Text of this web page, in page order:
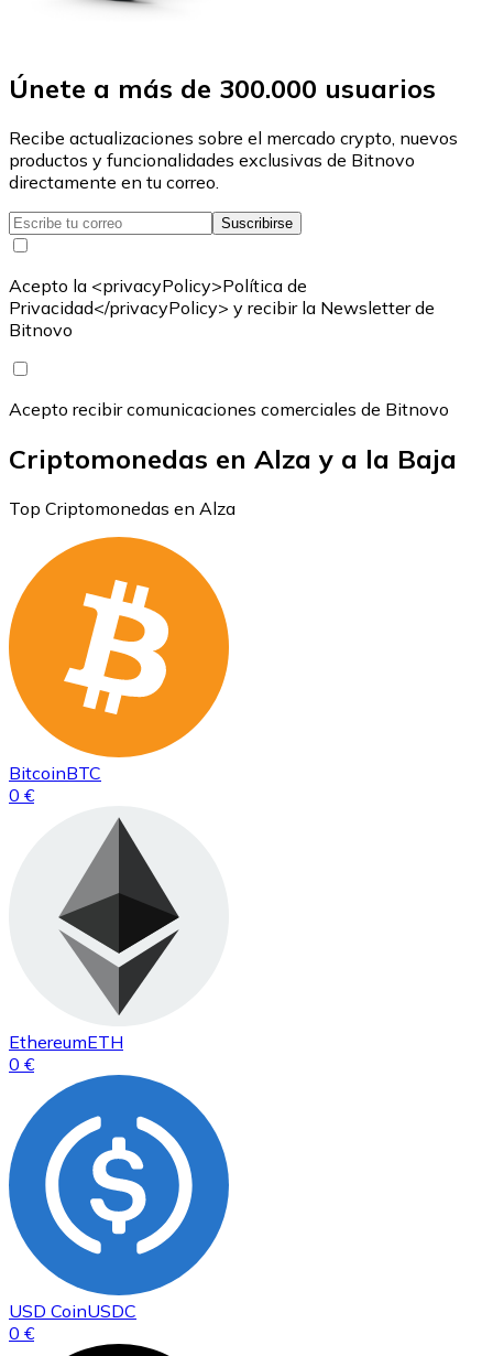
Únete a más de 300.000 usuarios
Recibe actualizaciones sobre el mercado crypto, nuevos
productos y funcionalidades exclusivas de Bitnovo
directamente en tu correo.
Suscribirse
Acepto la <privacyPolicy>Política de
Privacidad</privacyPolicy> y recibir la Newsletter de
Bitnovo
Acepto recibir comunicaciones comerciales de Bitnovo
Criptomonedas en Alza y a la Baja
Top Criptomonedas en Alza
BitcoinBTC
0 €
EthereumETH
0 €
USD CoinUSDC
0 €